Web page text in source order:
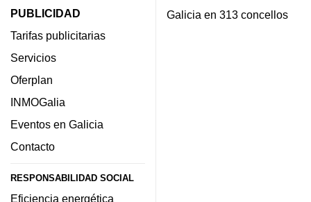
PUBLICIDAD
Tarifas publicitarias
Servicios
Oferplan
INMOGalia
Eventos en Galicia
Contacto
RESPONSABILIDAD SOCIAL
Eficiencia energética
Galicia en 313 concellos